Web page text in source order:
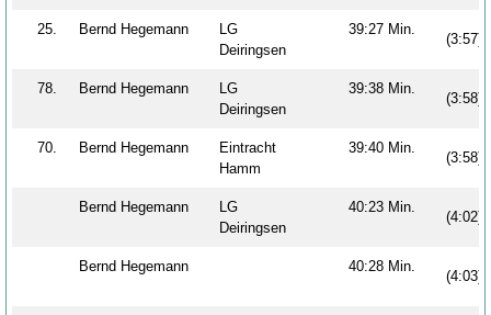
25. Bernd Hegemann
LG
Deiringsen
39:27 Min.
(3:57)
78. Bernd Hegemann
LG
Deiringsen
39:38 Min.
(3:58)
70. Bernd Hegemann
Eintracht
Hamm
39:40 Min.
(3:58)
Bernd Hegemann
LG
Deiringsen
40:23 Min.
(4:02)
Bernd Hegemann 40:28 Min.
(4:03)